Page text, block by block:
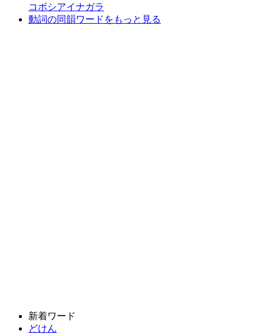
コボシアイナガラ
動詞の同韻ワードをもっと見る
新着ワード
どけん